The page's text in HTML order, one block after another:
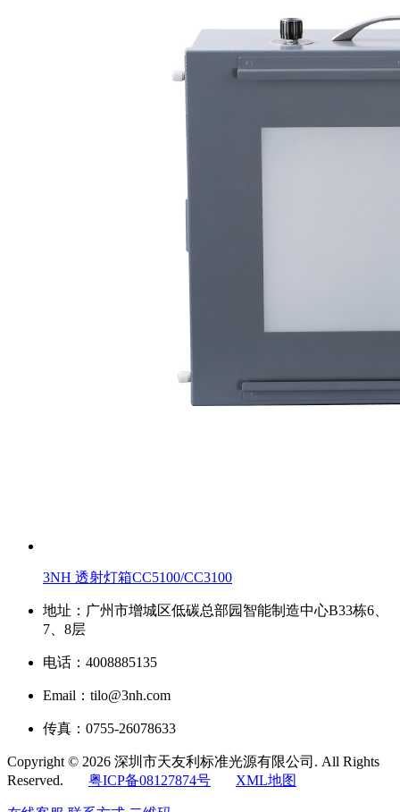
3NH 透射灯箱CC5100/CC3100
地址：广州市增城区低碳总部园智能制造中心B33栋6、
7、8层
电话：4008885135
Email：tilo@3nh.com
传真：0755-26078633
Copyright © 2026 深圳市天友利标准光源有限公司. All Rights
Reserved. 粤ICP备08127874号 XML地图